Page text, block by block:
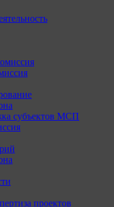
субъектов МСП
проектов